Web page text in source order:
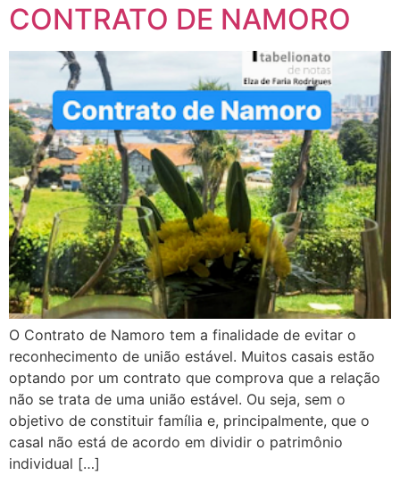
CONTRATO DE NAMORO
O Contrato de Namoro tem a finalidade de evitar o
reconhecimento de união estável. Muitos casais estão
optando por um contrato que comprova que a relação
não se trata de uma união estável. Ou seja, sem o
objetivo de constituir família e, principalmente, que o
casal não está de acordo em dividir o patrimônio
individual […]